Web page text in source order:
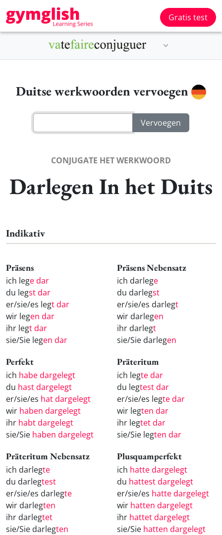
Gratis test
Duitse werkwoorden vervoegen
CONJUGATE HET WERKWOORD
Darlegen In het Duits
Indikativ
Präsens
ich lege dar
du legst dar
er/sie/es legt dar
wir legen dar
ihr legt dar
sie/Sie legen dar
Präsens Nebensatz
ich darlege
du darlegst
er/sie/es darlegt
wir darlegen
ihr darlegt
sie/Sie darlegen
Perfekt
ich habe dargelegt
du hast dargelegt
er/sie/es hat dargelegt
wir haben dargelegt
ihr habt dargelegt
sie/Sie haben dargelegt
Präteritum
ich legte dar
du legtest dar
er/sie/es legte dar
wir legten dar
ihr legtet dar
sie/Sie legten dar
Präteritum Nebensatz
ich darlegte
du darlegtest
er/sie/es darlegte
wir darlegten
ihr darlegtet
sie/Sie darlegten
Plusquamperfekt
ich hatte dargelegt
du hattest dargelegt
er/sie/es hatte dargelegt
wir hatten dargelegt
ihr hattet dargelegt
sie/Sie hatten dargelegt